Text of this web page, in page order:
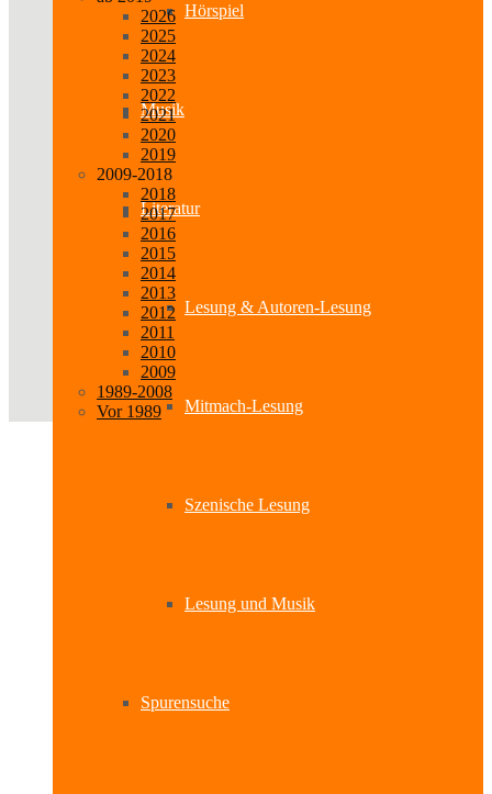
Hörspiel
Musik
Literatur
Lesung & Autoren-Lesung
Mitmach-Lesung
Szenische Lesung
Lesung und Musik
Spurensuche
2026
2025
2024
2023
2022
2021
2020
2019
2009-2018
2018
2017
2016
2015
2014
2013
2012
2011
2010
2009
1989-2008
Vor 1989